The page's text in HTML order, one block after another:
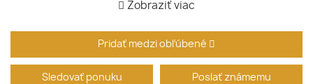
Zobraziť viac
Pridať medzi obľúbené
Sledovať ponuku Poslať známemu